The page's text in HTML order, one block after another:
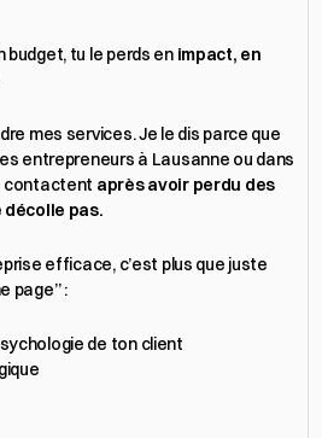
budget, tu le perds en impact, en
mes services. Je le dis parce que
entrepreneurs à Lausanne ou dans
contactent après avoir perdu des
décolle pas.
efficace, c’est plus que juste
page” :
de ton client